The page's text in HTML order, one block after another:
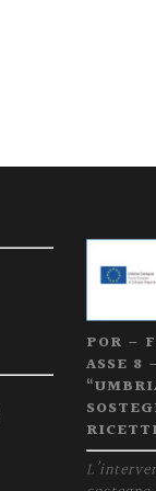
POR –
ASSE 8